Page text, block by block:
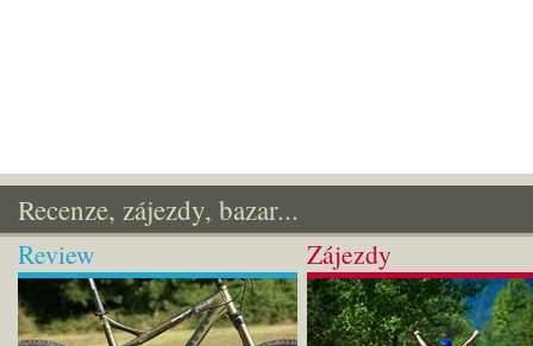
Recenze, zájezdy, bazar...
Review Zájezdy